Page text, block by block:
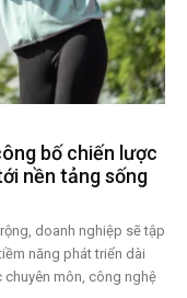
bố chiến lược
nền tảng sống
doanh nghiệp sẽ tập
năng phát triển dài
chuyên môn, công nghệ